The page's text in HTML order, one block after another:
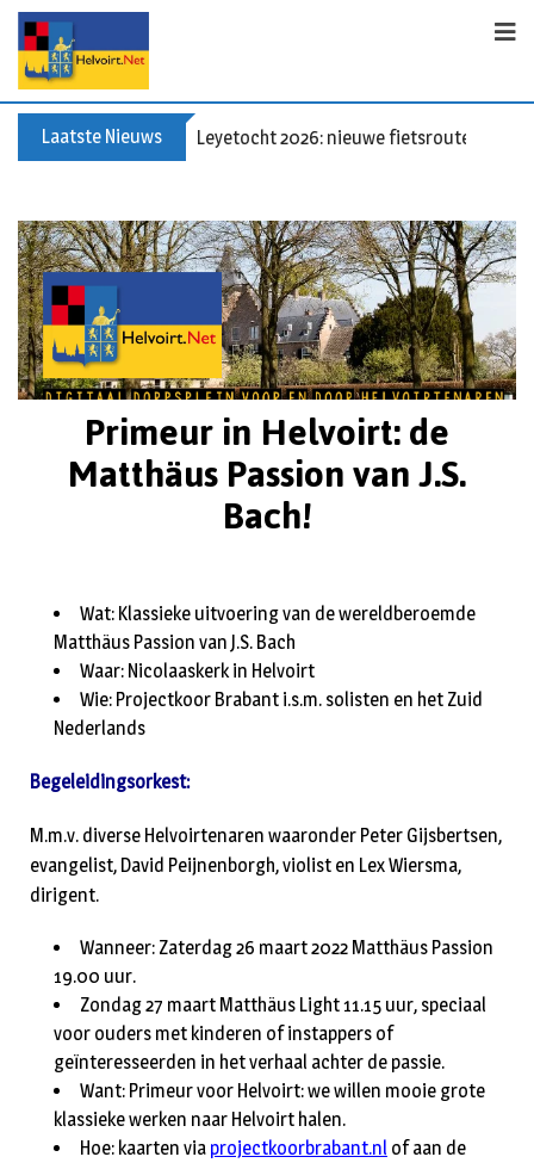
Laatste Nieuws 60+ en nog zin om te voetballen? Kom
Primeur in Helvoirt: de
Matthäus Passion van J.S.
Bach!
Wat: Klassieke uitvoering van de wereldberoemde
Matthäus Passion van J.S. Bach
Waar: Nicolaaskerk in Helvoirt
Wie: Projectkoor Brabant i.s.m. solisten en het Zuid
Nederlands
Begeleidingsorkest:
M.m.v. diverse Helvoirtenaren waaronder Peter Gijsbertsen,
evangelist, David Peijnenborgh, violist en Lex Wiersma,
dirigent.
Wanneer: Zaterdag 26 maart 2022 Matthäus Passion
19.00 uur.
Zondag 27 maart Matthäus Light 11.15 uur, speciaal
voor ouders met kinderen of instappers of
geïnteresseerden in het verhaal achter de passie.
Want: Primeur voor Helvoirt: we willen mooie grote
klassieke werken naar Helvoirt halen.
Hoe: kaarten via projectkoorbrabant.nl of aan de